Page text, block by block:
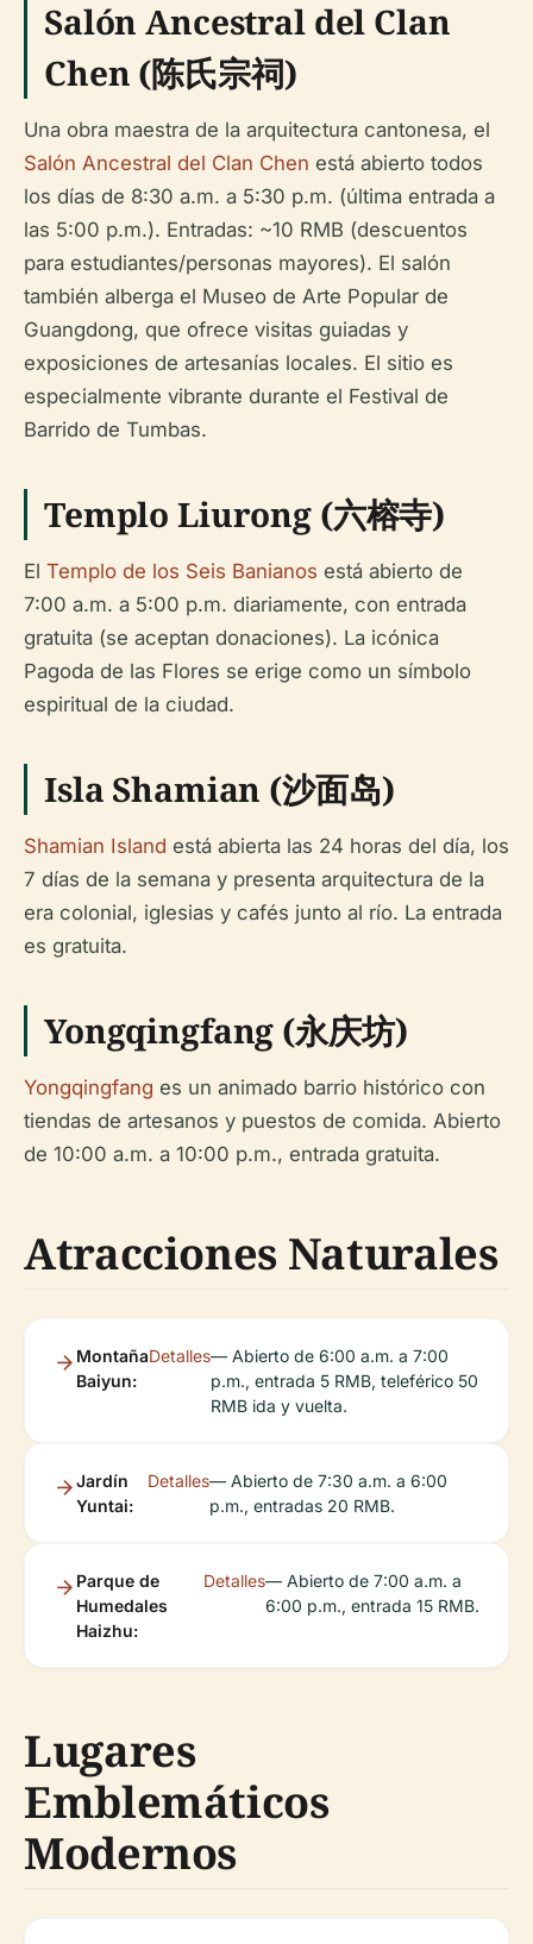
Salón Ancestral del Clan
Chen (陈氏宗祠)
Una obra maestra de la arquitectura cantonesa, el
Salón Ancestral del Clan Chen está abierto todos
los días de 8:30 a.m. a 5:30 p.m. (última entrada a
las 5:00 p.m.). Entradas: ~10 RMB (descuentos
para estudiantes/personas mayores). El salón
también alberga el Museo de Arte Popular de
Guangdong, que ofrece visitas guiadas y
exposiciones de artesanías locales. El sitio es
especialmente vibrante durante el Festival de
Barrido de Tumbas.
Templo Liurong (六榕寺)
El Templo de los Seis Banianos está abierto de
7:00 a.m. a 5:00 p.m. diariamente, con entrada
gratuita (se aceptan donaciones). La icónica
Pagoda de las Flores se erige como un símbolo
espiritual de la ciudad.
Isla Shamian (沙面岛)
Shamian Island está abierta las 24 horas del día, los
7 días de la semana y presenta arquitectura de la
era colonial, iglesias y cafés junto al río. La entrada
es gratuita.
Yongqingfang (永庆坊)
Yongqingfang es un animado barrio histórico con
tiendas de artesanos y puestos de comida. Abierto
de 10:00 a.m. a 10:00 p.m., entrada gratuita.
Atracciones Naturales
Montaña
Baiyun:
Detalles— Abierto de 6:00 a.m. a 7:00
p.m., entrada 5 RMB, teleférico 50
RMB ida y vuelta.
Jardín
Yuntai:
Detalles— Abierto de 7:30 a.m. a 6:00
p.m., entradas 20 RMB.
Parque de
Humedales
Haizhu:
Detalles— Abierto de 7:00 a.m. a
6:00 p.m., entrada 15 RMB.
Lugares
Emblemáticos
Modernos